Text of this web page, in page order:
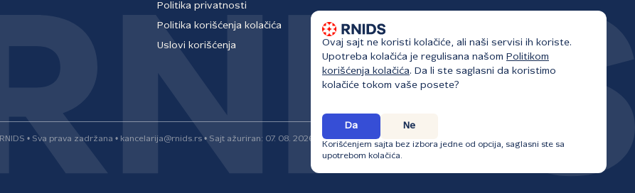
Politika privatnosti
Politika korišćenja kolačića
Uslovi korišćenja
RNIDS • Sva prava zadržana • kancelarija@rnids.rs • Sajt ažuriran: 07. 08. 2026.
Ovaj sajt ne koristi kolačiće, ali naši servisi ih koriste.
Upotreba kolačića je regulisana našom Politikom
korišćenja kolačića. Da li ste saglasni da koristimo
kolačiće tokom vaše posete?
Da Ne
Korišćenjem sajta bez izbora jedne od opcija, saglasni ste sa
upotrebom kolačića.